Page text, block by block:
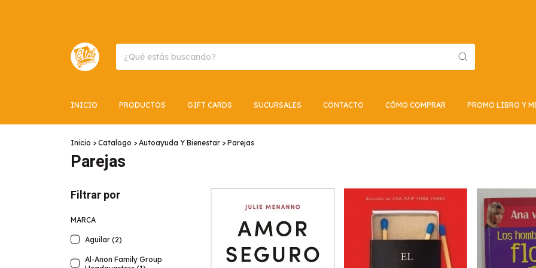
INICIO PRODUCTOS GIFT CARDS SUCURSALES CONTACTO CÓMO COMPRAR PROMO LIBRO Y
Inicio > Catalogo > Autoayuda Y Bienestar > Parejas
Parejas
Filtrar por
MARCA
Aguilar (2)
Al-Anon Family Group